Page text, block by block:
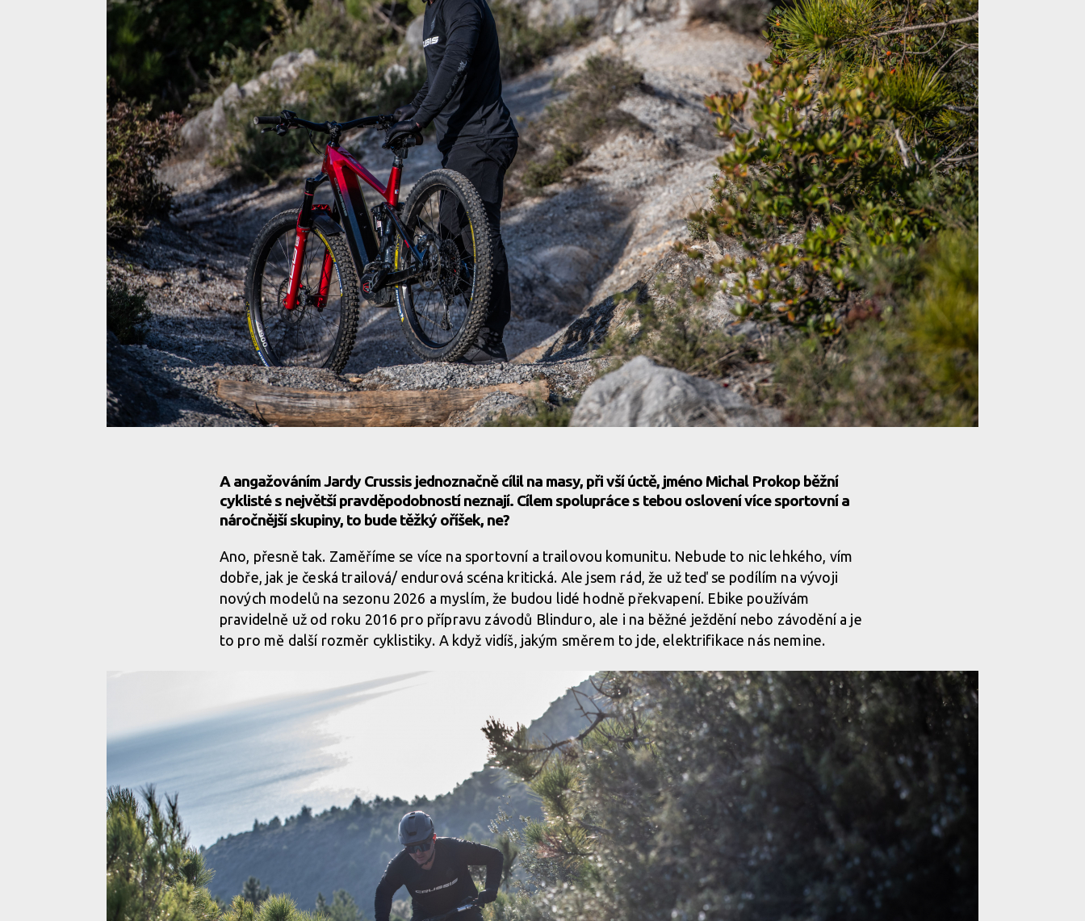
A angažováním Jardy Crussis jednoznačně cílil na masy, při vší úctě, jméno Michal Prokop běžní
cyklisté s největší pravděpodobností neznají. Cílem spolupráce s tebou oslovení více sportovní a
náročnější skupiny, to bude těžký oříšek, ne?
Ano, přesně tak. Zaměříme se více na sportovní a trailovou komunitu. Nebude to nic lehkého, vím
dobře, jak je česká trailová/ endurová scéna kritická. Ale jsem rád, že už teď se podílím na vývoji
nových modelů na sezonu 2026 a myslím, že budou lidé hodně překvapení. Ebike používám
pravidelně už od roku 2016 pro přípravu závodů Blinduro, ale i na běžné ježdění nebo závodění a je
to pro mě další rozměr cyklistiky. A když vidíš, jakým směrem to jde, elektrifikace nás nemine.